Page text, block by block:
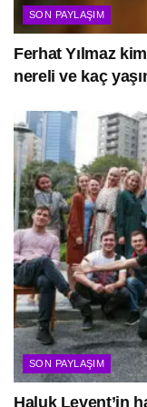
SON PAYLAŞIM
Ferhat Yılmaz
nereli ve kaç
SON PAYLAŞIM
Haluk Levent’in